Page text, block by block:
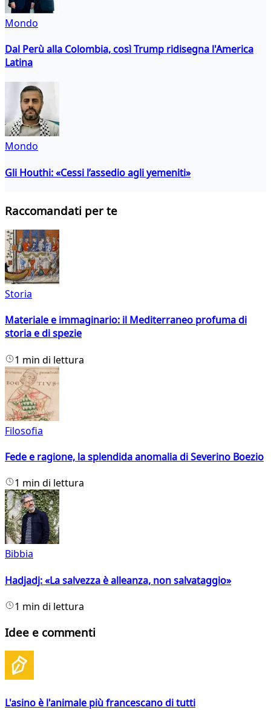
Mondo
Dal Perù alla Colombia, così Trump ridisegna l'America
Latina
Mondo
Gli Houthi: «Cessi l’assedio agli yemeniti»
Raccomandati per te
Storia
Materiale e immaginario: il Mediterraneo profuma di
storia e di spezie
1 min di lettura
Filosofia
Fede e ragione, la splendida anomalia di Severino Boezio
1 min di lettura
Bibbia
Hadjadj: «La salvezza è alleanza, non salvataggio»
1 min di lettura
Idee e commenti
L'asino è l'animale più francescano di tutti